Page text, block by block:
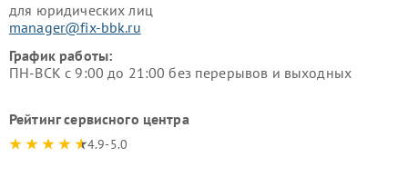
для юридических лиц
manager@fix-bbk.ru
График работы:
ПН-ВСК с 9:00 до 21:00 без перерывов и выходных
Рейтинг сервисного центра
4.9-5.0